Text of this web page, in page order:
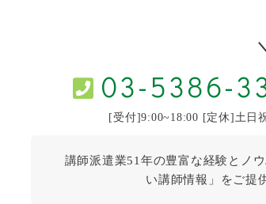
03-5386-
[受付]9:00~18:00 [定休]土日
講師派遣業51年の豊富な経験とノ
い講師情報」をご提